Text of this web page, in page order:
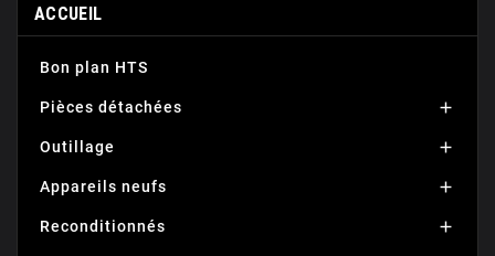
ACCUEIL
Bon plan HTS
Pièces détachées 
Outillage 
Appareils neufs 
Reconditionnés 